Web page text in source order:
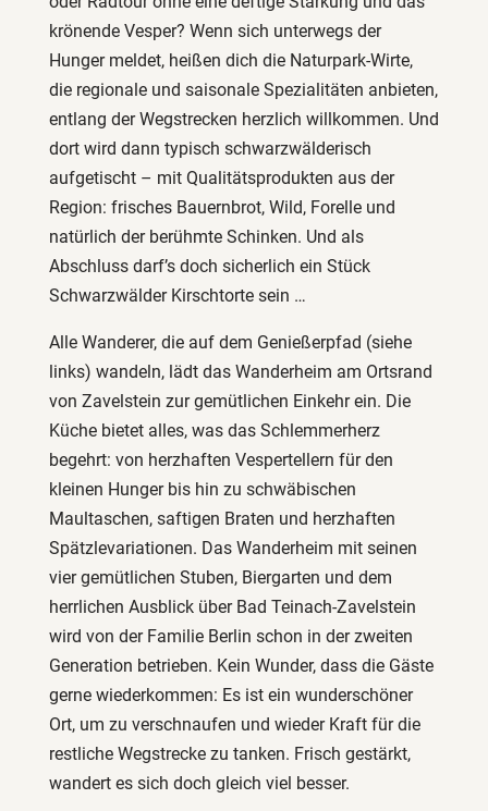
krönende Vesper? Wenn sich unterwegs der
Hunger meldet, heißen dich die Naturpark-Wirte,
die regionale und saisonale Spezialitäten anbieten,
entlang der Wegstrecken herzlich willkommen. Und
dort wird dann typisch schwarzwälderisch
aufgetischt – mit Qualitätsprodukten aus der
Region: frisches Bauernbrot, Wild, Forelle und
natürlich der berühmte Schinken. Und als
Abschluss darf’s doch sicherlich ein Stück
Schwarzwälder Kirschtorte sein …
Alle Wanderer, die auf dem Genießerpfad (siehe
links) wandeln, lädt das Wanderheim am Ortsrand
von Zavelstein zur gemütlichen Einkehr ein. Die
Küche bietet alles, was das Schlemmerherz
begehrt: von herzhaften Vespertellern für den
kleinen Hunger bis hin zu schwäbischen
Maultaschen, saftigen Braten und herzhaften
Spätzlevariationen. Das Wanderheim mit seinen
vier gemütlichen Stuben, Biergarten und dem
herrlichen Ausblick über Bad Teinach-Zavelstein
wird von der Familie Berlin schon in der zweiten
Generation betrieben. Kein Wunder, dass die Gäste
gerne wiederkommen: Es ist ein wunderschöner
Ort, um zu verschnaufen und wieder Kraft für die
restliche Wegstrecke zu tanken. Frisch gestärkt,
wandert es sich doch gleich viel besser.